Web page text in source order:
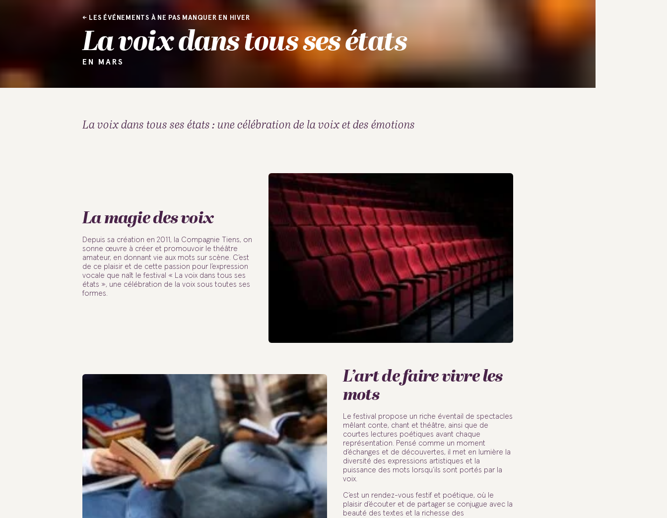
LES ÉVÉNEMENTS À NE PAS MANQUER EN HIVER
La voix dans tous ses états
EN MARS
La voix dans tous ses états : une célébration de la voix et des émotions
La magie des voix
Depuis sa création en 2011, la Compagnie Tiens, on
sonne œuvre à créer et promouvoir le théâtre
amateur, en donnant vie aux mots sur scène. C’est
de ce plaisir et de cette passion pour l’expression
vocale que naît le festival « La voix dans tous ses
états », une célébration de la voix sous toutes ses
formes.
L’art de faire vivre les
mots
Le festival propose un riche éventail de spectacles
mêlant conte, chant et théâtre, ainsi que de
courtes lectures poétiques avant chaque
représentation. Pensé comme un moment
d’échanges et de découvertes, il met en lumière la
diversité des expressions artistiques et la
puissance des mots lorsqu’ils sont portés par la
voix.
C’est un rendez-vous festif et poétique, où le
plaisir d’écouter et de partager se conjugue avec la
beauté des textes et la richesse des